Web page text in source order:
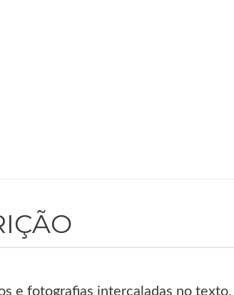
e fotografias intercaladas no